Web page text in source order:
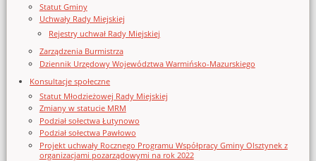
Statut Gminy
Uchwały Rady Miejskiej
Rejestry uchwał Rady Miejskiej
Zarządzenia Burmistrza
Dziennik Urzędowy Województwa Warmińsko-Mazurskiego
Konsultacje społeczne
Statut Młodzieżowej Rady Miejskiej
Zmiany w statucie MRM
Podział sołectwa Łutynowo
Podział sołectwa Pawłowo
Projekt uchwały Rocznego Programu Współpracy Gminy Olsztynek z
organizacjami pozarządowymi na rok 2022